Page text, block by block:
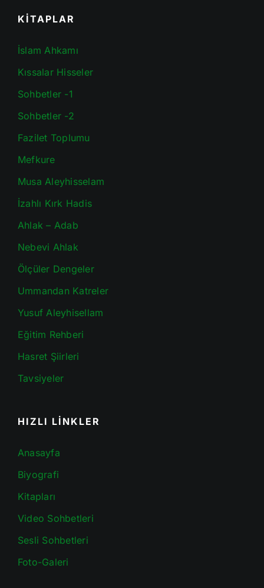
KİTAPLAR
İslam Ahkamı
Kıssalar Hisseler
Sohbetler -1
Sohbetler -2
Fazilet Toplumu
Mefkure
Musa Aleyhisselam
İzahlı Kırk Hadis
Ahlak – Adab
Nebevi Ahlak
Ölçüler Dengeler
Ummandan Katreler
Yusuf Aleyhisellam
Eğitim Rehberi
Hasret Şiirleri
Tavsiyeler
HIZLI LİNKLER
Anasayfa
Biyografi
Kitapları
Video Sohbetleri
Sesli Sohbetleri
Foto-Galeri